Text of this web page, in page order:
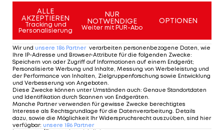
ALLE
AKZEPTIEREN
Tracking und
Personalisierung
NUR
NOTWENDIGE
Weiter mit PUR-Abo
OPTIONEN
Wir und unsere 186 Partner verarbeiten personenbezogene Daten, wie
Ihre IP-Adresse und Browser-Attribute für die folgenden Zwecke:
Speichern von oder Zugriff auf Informationen auf einem Endgerät;
Personalisierte Werbung und Inhalte, Messung von Werbeleistung und
der Performance von Inhalten, Zielgruppenforschung sowie Entwicklung
und Verbesserung von Angeboten.
Diese Zwecke können unter Umständen auch: Genaue Standortdaten
und Identifikation durch Scannen von Endgeräten.
Manche Partner verwenden für gewisse Zwecke berechtigtes
Interesse als Rechtsgrundlage für die Datenverarbeitung. Details
dazu, sowie die Möglichkeit Ihr Widerspruchsrecht auszuüben, sind hier
verfügbar: unsere 186 Partner